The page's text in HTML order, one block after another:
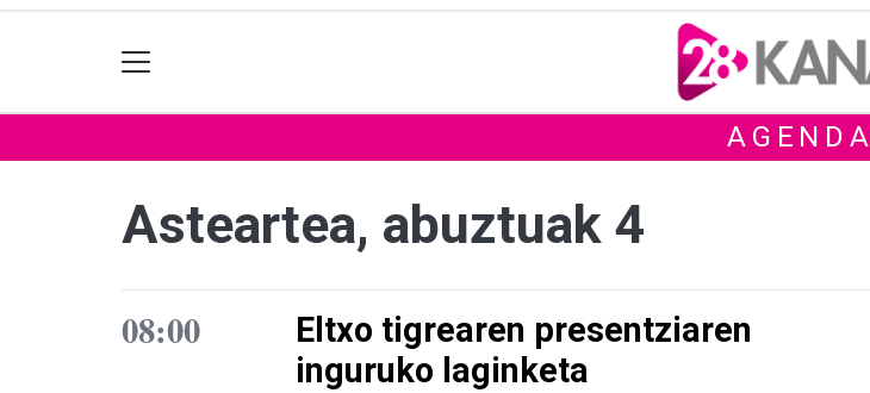
AGENDA
Asteartea, abuztuak 4
08:00
Eltxo tigrearen presentziaren
inguruko laginketa